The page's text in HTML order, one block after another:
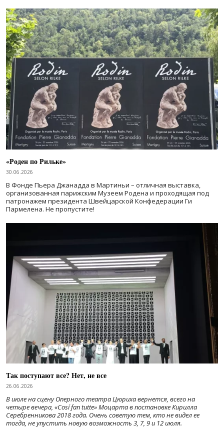
«Роден по Рильке»
30.06.2026
В Фонде Пьера Джанадда в Мартиньи – отличная выставка,
организованная парижским Музеем Родена и проходящая под
патронажем президента Швейцарской Конфедерации Ги
Пармелена. Не пропустите!
Так поступают все? Нет, не все
26.06.2026
В июле на сцену Оперного театра Цюриха вернется, всего на
четыре вечера, «Cosí fan tutte» Моцарта в постановке Кирилла
Серебренникова 2018 года. Очень советую тем, кто не видел ее
тогда, не упустить новую возможность 3, 7, 9 и 12 июля.